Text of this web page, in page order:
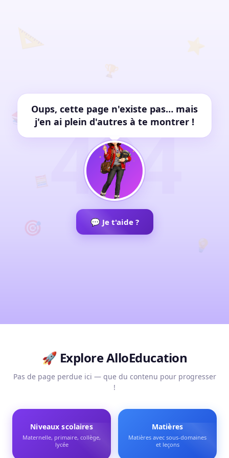
📐 ⭐
📚 ✏️
🎯
💡
🧮
🏆
404
Oups, cette page n'existe pas… mais
j'en ai plein d'autres à te montrer !
💬 Je t'aide ?
🚀 ExploreAlloEducation
Pas de page perdue ici — que du contenu pour progresser
!
Niveaux scolaires
Maternelle, primaire, collège,
lycée
Matières
Matières avec sous-domaines
et leçons